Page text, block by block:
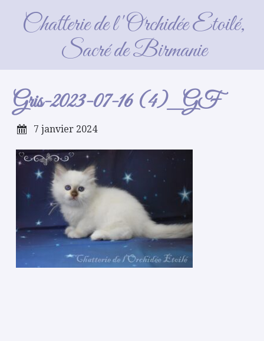
Chatterie de l'Orchidée Etoilé,
Sacré de Birmanie
Gris-2023-07-16 (4)_GF
Gris-2023-07-16 (4)_GF
7 janvier 2024